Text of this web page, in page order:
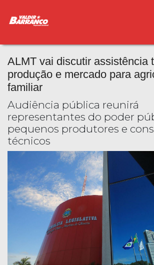
ALMT vai discutir assistência
produção e mercado para
familiar
Audiência pública reunirá
representantes do poder
pequenos produtores e
técnicos